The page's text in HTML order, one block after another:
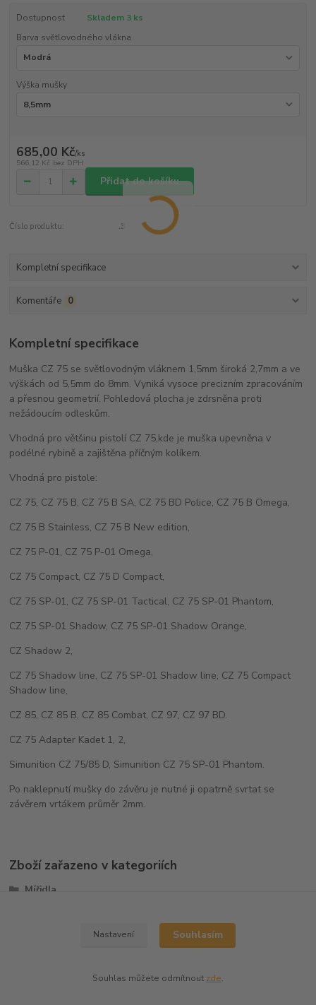
Dostupnost
Skladem 3 ks
Barva světlovodného vlákna
Výška mušky
685,00 Kč/ks
566,12 Kč bez DPH
Přidat do košíku
Číslo produktu: .3
Kompletní specifikace
Komentáře 0
Kompletní specifikace
Muška CZ 75 se světlovodným vláknem 1,5mm široká 2,7mm a ve
výškách od 5,5mm do 8mm. Vyniká vysoce precizním zpracováním
a přesnou geometrií. Pohledová plocha je zdrsněna proti
nežádoucím odleskům.
Vhodná pro většinu pistolí CZ 75,kde je muška upevněna v
podélné rybině a zajištěna příčným kolíkem.
Vhodná pro pistole:
CZ 75, CZ 75 B, CZ 75 B SA, CZ 75 BD Police, CZ 75 B Omega,
CZ 75 B Stainless, CZ 75 B New edition,
CZ 75 P-01, CZ 75 P-01 Omega,
CZ 75 Compact, CZ 75 D Compact,
CZ 75 SP-01, CZ 75 SP-01 Tactical, CZ 75 SP-01 Phantom,
CZ 75 SP-01 Shadow, CZ 75 SP-01 Shadow Orange,
CZ Shadow 2,
CZ 75 Shadow line, CZ 75 SP-01 Shadow line, CZ 75 Compact
Shadow line,
CZ 85, CZ 85 B, CZ 85 Combat, CZ 97, CZ 97 BD.
CZ 75 Adapter Kadet 1, 2,
Simunition CZ 75/85 D, Simunition CZ 75 SP-01 Phantom.
Po naklepnutí mušky do závěru je nutné ji opatrně svrtat se
závěrem vrtákem průměr 2mm.
Zboží zařazeno v kategoriích
Mířidla
Nastavení Souhlasím
Souhlas můžete odmítnout zde.